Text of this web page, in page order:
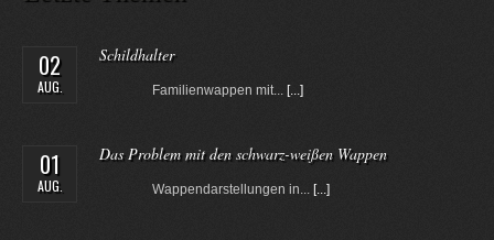
02
AUG.
Schildhalter
Familienwappen mit... [...]
01
AUG.
Das Problem mit den schwarz-weißen Wappen
Wappendarstellungen in... [...]